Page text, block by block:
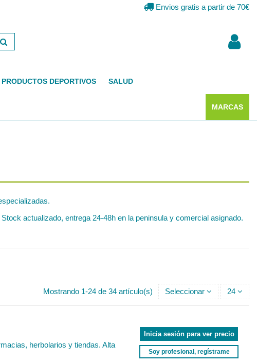
Envios gratis a partir de 70€
PRODUCTOS DEPORTIVOS SALUD
MARCAS
actualizado, entrega 24-48h en la peninsula y comercial asignado.
Mostrando 1-24 de 34 artículo(s) Seleccionar 24
herbolarios y tiendas. Alta
Inicia sesión para ver precio
Soy profesional, regístrame